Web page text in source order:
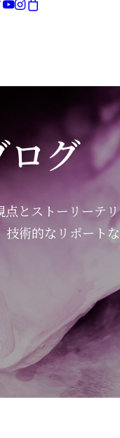
グ
点とストーリーテリ
術的なリポートな